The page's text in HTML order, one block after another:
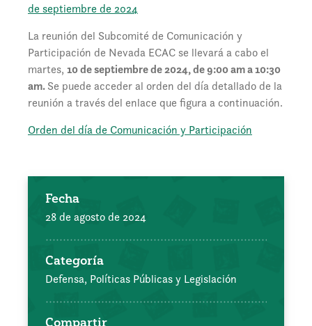
de septiembre de 2024
La reunión del Subcomité de Comunicación y
Participación de Nevada ECAC se llevará a cabo el
martes, 10 de septiembre de 2024, de 9:00 am a 10:30
am.Se puede acceder al orden del día detallado de la
reunión a través del enlace que figura a continuación.
Orden del día de Comunicación y Participación
Fecha
28 de agosto de 2024
Categoría
Defensa, Políticas Públicas y Legislación
Compartir